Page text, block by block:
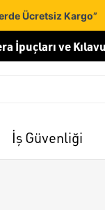
Ücretsiz Kargo”
İpuçları ve
İş Güvenliği